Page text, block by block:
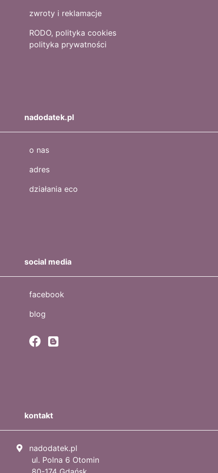
zwroty i reklamacje
RODO, polityka cookies
polityka prywatności
nadodatek.pl
o nas
adres
działania eco
social media
facebook
blog
kontakt
nadodatek.pl
ul. Polna 6 Otomin